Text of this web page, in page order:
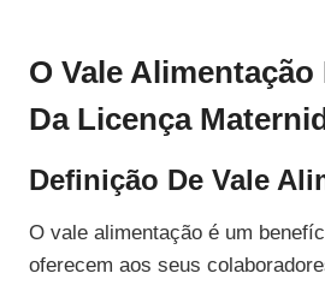
O Vale
Da Licença
Definição De Vale
O vale alimentação é um
oferecem aos seus